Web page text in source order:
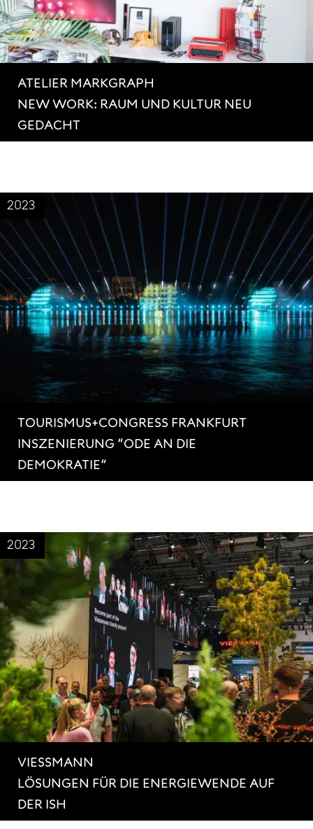
ATELIER MARKGRAPH
NEW WORK: RAUM UND KULTUR NEU
GEDACHT
2023
TOURISMUS+CONGRESS FRANKFURT
INSZENIERUNG “ODE AN DIE
DEMOKRATIE“
2023
VIESSMANN
LÖSUNGEN FÜR DIE ENERGIEWENDE AUF
DER ISH